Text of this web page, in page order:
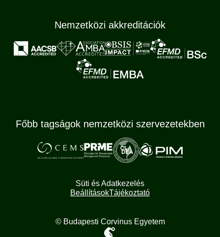
Nemzetközi akkreditációk
Főbb tagságok nemzetközi szervezetekben
Süti és Adatkezelés
BeállításokTájékoztató
© Budapesti Corvinus Egyetem